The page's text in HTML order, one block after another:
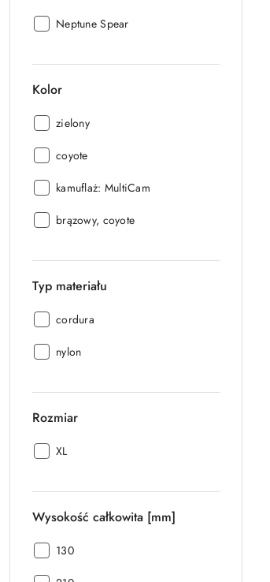
Producent:
Neptune Spear
Kolor
Kolor:
zielony
Kolor:
coyote
Kolor:
kamuflaż: MultiCam
Kolor:
brązowy, coyote
Typ materiału
Typ
cordura
Typ
nylon
Rozmiar
Rozmiar:
XL
Wysokość całkowita [mm]
Wysokość
130